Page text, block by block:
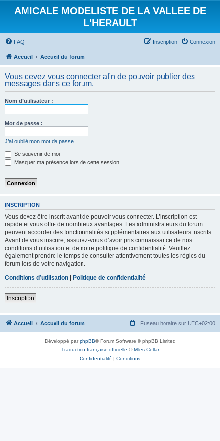
AMICALE MODELISTE DE LA VALLEE DE
L'HERAULT
FAQ Connexion
Inscription
Accueil Accueil du forum
Vous devez vous connecter afin de pouvoir publier des
messages dans ce forum.
Nom d’utilisateur :
Mot de passe :
J’ai oublié mon mot de passe
Se souvenir de moi
Masquer ma présence lors de cette session
INSCRIPTION
Vous devez être inscrit avant de pouvoir vous connecter. L’inscription est
rapide et vous offre de nombreux avantages. Les administrateurs du forum
peuvent accorder des fonctionnalités supplémentaires aux utilisateurs inscrits.
Avant de vous inscrire, assurez-vous d’avoir pris connaissance de nos
conditions d’utilisation et de notre politique de confidentialité. Veuillez
également prendre le temps de consulter attentivement toutes les règles du
forum lors de votre navigation.
Conditions d’utilisation | Politique de confidentialité
Inscription
Accueil Accueil du forum Fuseau horaire sur UTC+02:00
Développé parphpBB® Forum Software © phpBB Limited
Traduction française officielle ©Miles Cellar
Confidentialité | Conditions